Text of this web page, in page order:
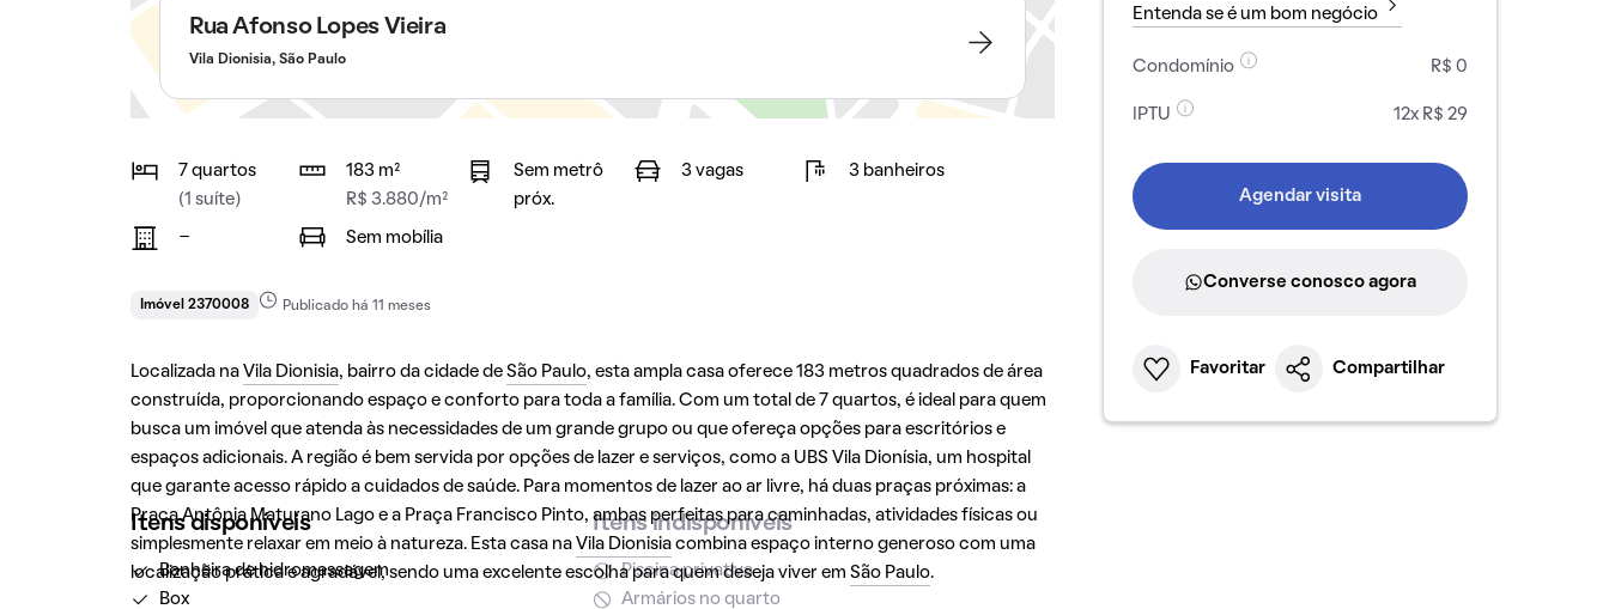
Rua Afonso Lopes Vieira
Vila Dionisia, São Paulo
7 quartos
(1 suíte)
183 m²
R$ 3.880/m²
Sem metrô
próx.
3 vagas 3 banheiros
- Sem mobília
Imóvel 2370008 Publicado há 11 meses
Localizada na Vila Dionisia, bairro da cidade de São Paulo, esta ampla casa oferece 183 metros quadrados de área
construída, proporcionando espaço e conforto para toda a família. Com um total de 7 quartos, é ideal para quem
busca um imóvel que atenda às necessidades de um grande grupo ou que ofereça opções para escritórios e
espaços adicionais. A região é bem servida por opções de lazer e serviços, como a UBS Vila Dionísia, um hospital
que garante acesso rápido a cuidados de saúde. Para momentos de lazer ao ar livre, há duas praças próximas: a
Praça Antônia Maturano Lago e a Praça Francisco Pinto, ambas perfeitas para caminhadas, atividades físicas ou
simplesmente relaxar em meio à natureza. Esta casa na Vila Dionisiacombina espaço interno generoso com uma
localização prática e agradável, sendo uma excelente escolha para quem deseja viver em São Paulo.
Itens disponíveis
Banheira de hidromassagem
Box
Itens indisponíveis
Piscina privativa
Armários no quarto
Entenda se é um bom negócio
Condomínio R$ 0
IPTU 12x R$ 29
Agendar visita
Converse conosco agora
Favoritar Compartilhar